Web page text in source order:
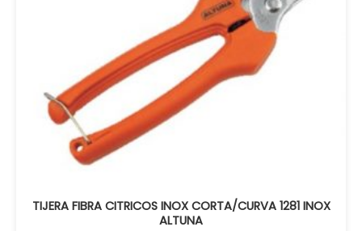
TIJERA FIBRA CITRICOS INOX CORTA/CURVA 1281 INOX
ALTUNA